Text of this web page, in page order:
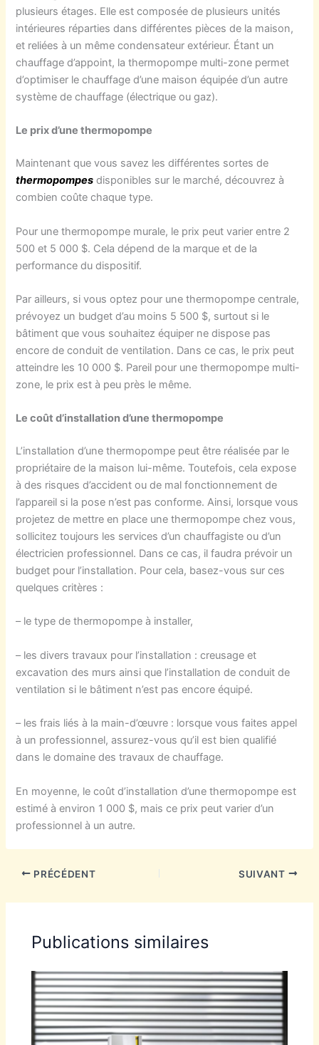
plusieurs étages. Elle est composée de plusieurs unités
intérieures réparties dans différentes pièces de la maison,
et reliées à un même condensateur extérieur. Étant un
chauffage d’appoint, la thermopompe multi-zone permet
d’optimiser le chauffage d’une maison équipée d’un autre
système de chauffage (électrique ou gaz).
Le prix d’une thermopompe
Maintenant que vous savez les différentes sortes de
thermopompes disponibles sur le marché, découvrez à
combien coûte chaque type.
Pour une thermopompe murale, le prix peut varier entre 2
500 et 5 000 $. Cela dépend de la marque et de la
performance du dispositif.
Par ailleurs, si vous optez pour une thermopompe centrale,
prévoyez un budget d’au moins 5 500 $, surtout si le
bâtiment que vous souhaitez équiper ne dispose pas
encore de conduit de ventilation. Dans ce cas, le prix peut
atteindre les 10 000 $. Pareil pour une thermopompe multi-
zone, le prix est à peu près le même.
Le coût d’installation d’une thermopompe
L’installation d’une thermopompe peut être réalisée par le
propriétaire de la maison lui-même. Toutefois, cela expose
à des risques d’accident ou de mal fonctionnement de
l’appareil si la pose n’est pas conforme. Ainsi, lorsque vous
projetez de mettre en place une thermopompe chez vous,
sollicitez toujours les services d’un chauffagiste ou d’un
électricien professionnel. Dans ce cas, il faudra prévoir un
budget pour l’installation. Pour cela, basez-vous sur ces
quelques critères :
– le type de thermopompe à installer,
– les divers travaux pour l’installation : creusage et
excavation des murs ainsi que l’installation de conduit de
ventilation si le bâtiment n’est pas encore équipé.
– les frais liés à la main-d’œuvre : lorsque vous faites appel
à un professionnel, assurez-vous qu’il est bien qualifié
dans le domaine des travaux de chauffage.
En moyenne, le coût d’installation d’une thermopompe est
estimé à environ 1 000 $, mais ce prix peut varier d’un
professionnel à un autre.
PRÉCÉDENT SUIVANT
Publications similaires